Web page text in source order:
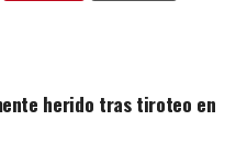
herido tras tiroteo en